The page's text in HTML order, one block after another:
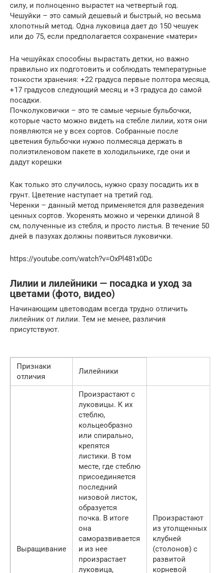
силу, и полноценно вырастет на четвертый год.
Чешуйки – это самый дешевый и быстрый, но весьма
хлопотный метод. Одна луковица дает до 150 чешуек
или до 75, если предполагается сохранение «матери»
На чешуйках способны вырастать детки, но важно
правильно их подготовить и соблюдать температурные
тонкости хранения: +22 градуса первые полтора месяца,
+17 градусов следующий месяц и +3 градуса до самой
посадки.
Почколуковички – это те самые черные бульбочки,
которые часто можно видеть на стебле лилии, хотя они
появляются не у всех сортов. Собранные после
цветения бульбочки нужно полмесяца держать в
полиэтиленовом пакете в холодильнике, где они и
дадут корешки
Как только это случилось, нужно сразу посадить их в
грунт. Цветение наступает на третий год.
Черенки – данный метод применяется для разведения
ценных сортов. Укоренять можно и черенки длиной 8
см, полученные из стебля, и просто листья. В течение 50
дней в пазухах должны появиться луковички.
https://youtube.com/watch?v=OxPl481x0Dc
Лилии и лилейники — посадка и уход за
цветами (фото, видео)
Начинающим цветоводам всегда трудно отличить
лилейник от лилии. Тем не менее, различия
присутствуют.
Признаки
отличия
Лилейники
Выращивание
Произрастают с
луковицы. К их
стеблю,
кольцеобразно
или спирально,
крепятся
листики. В том
месте, где стеблю
присоединяется
последний
низовой листок,
образуется
почка. В итоге
она
саморазвивается
и из нее
произрастает
луковица,
Произрастают
из утолщенных
клубней
(столонов) с
развитой
корневой